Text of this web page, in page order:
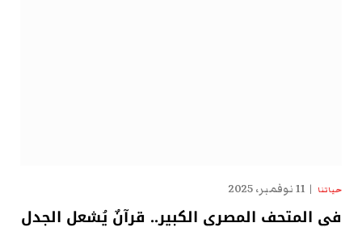
حياتنا 11 نوفمبر، 2025
في المتحف المصري الكبير.. قرآنٌ يُشعل الجدل